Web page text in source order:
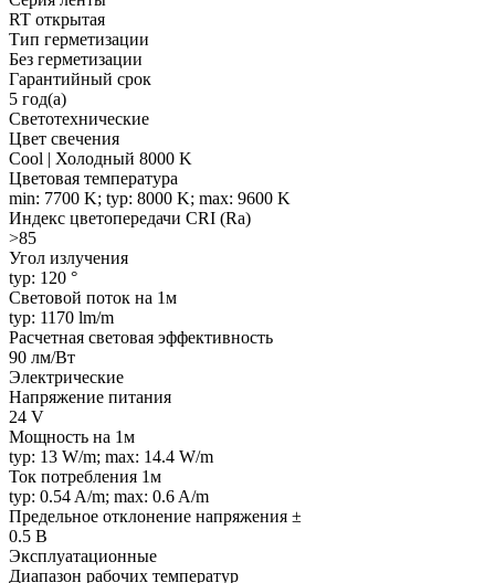
RT открытая
Тип герметизации
Без герметизации
Гарантийный срок
5 год(а)
Светотехнические
Цвет свечения
Cool | Холодный 8000 K
Цветовая температура
min: 7700 K; typ: 8000 K; max: 9600 K
Индекс цветопередачи CRI (Ra)
>85
Угол излучения
typ: 120 °
Световой поток на 1м
typ: 1170 lm/m
Расчетная световая эффективность
90 лм/Вт
Электрические
Напряжение питания
24 V
Мощность на 1м
typ: 13 W/m; max: 14.4 W/m
Ток потребления 1м
typ: 0.54 A/m; max: 0.6 A/m
Предельное отклонение напряжения ±
0.5 В
Эксплуатационные
Диапазон рабочих температур